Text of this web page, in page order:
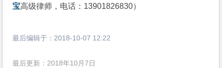
宝高级律师，电话：13901826830）
最后编辑于： 2018-10-07 12:22
最后更新：2018年10月7日